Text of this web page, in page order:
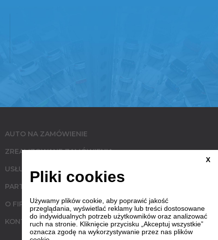
AUTO NA ZAMÓWIENIE
ZREALIZOWANE ZAMÓWIENIA
USŁUGI
PARTNERZY
O FIRMIE
KONTAKT
X
Pliki cookies
Używamy plików cookie, aby poprawić jakość
przeglądania, wyświetlać reklamy lub treści dostosowane
do indywidualnych potrzeb użytkowników oraz analizować
ruch na stronie. Kliknięcie przycisku „Akceptuj wszystkie”
oznacza zgodę na wykorzystywanie przez nas plików